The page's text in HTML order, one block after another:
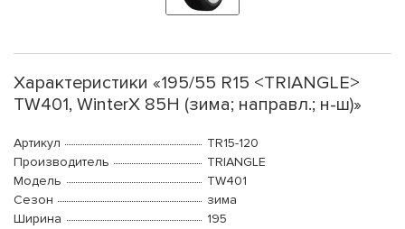
Характеристики «195/55 R15 <TRIANGLE>
TW401, WinterX 85H (зима; направл.; н-ш)»
Артикул
TR15-120
Производитель
TRIANGLE
Модель
TW401
Сезон
зима
Ширина
195